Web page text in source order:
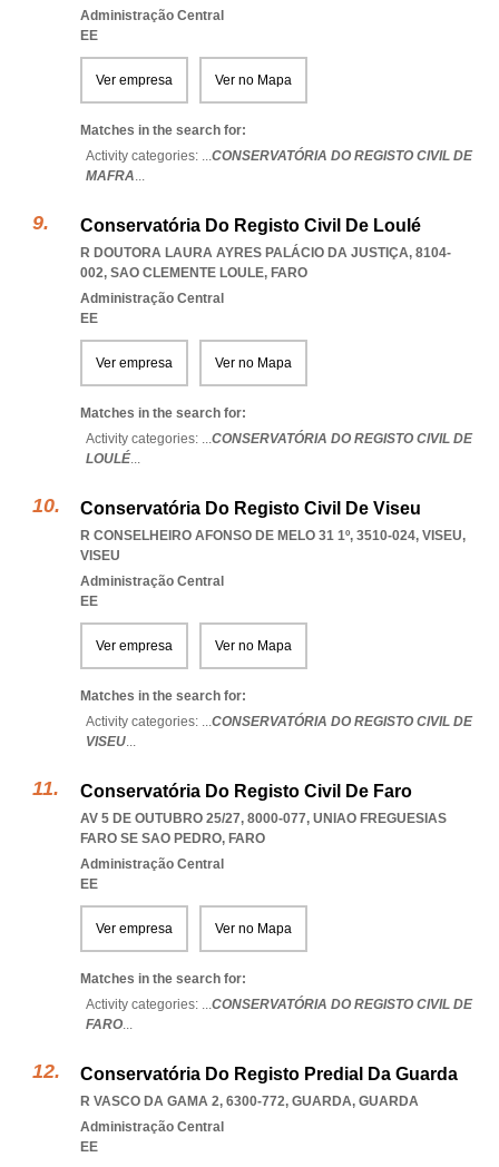
Administração Central
EE
Ver empresa Ver no Mapa
Matches in the search for:
Activity categories: ...CONSERVATÓRIA DO REGISTO CIVIL DE
MAFRA...
Conservatória Do Registo Civil De Loulé
R DOUTORA LAURA AYRES PALÁCIO DA JUSTIÇA, 8104-
002, SAO CLEMENTE LOULE, FARO
Administração Central
EE
Ver empresa Ver no Mapa
Matches in the search for:
Activity categories: ...CONSERVATÓRIA DO REGISTO CIVIL DE
LOULÉ...
Conservatória Do Registo Civil De Viseu
R CONSELHEIRO AFONSO DE MELO 31 1º, 3510-024, VISEU,
VISEU
Administração Central
EE
Ver empresa Ver no Mapa
Matches in the search for:
Activity categories: ...CONSERVATÓRIA DO REGISTO CIVIL DE
VISEU...
Conservatória Do Registo Civil De Faro
AV 5 DE OUTUBRO 25/27, 8000-077, UNIAO FREGUESIAS
FARO SE SAO PEDRO, FARO
Administração Central
EE
Ver empresa Ver no Mapa
Matches in the search for:
Activity categories: ...CONSERVATÓRIA DO REGISTO CIVIL DE
FARO...
Conservatória Do Registo Predial Da Guarda
R VASCO DA GAMA 2, 6300-772, GUARDA, GUARDA
Administração Central
EE